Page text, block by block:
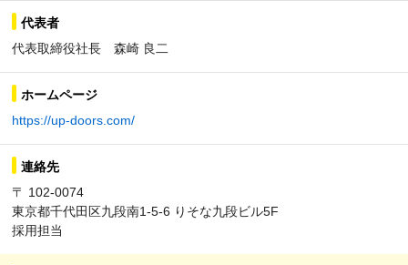
代表者
代表取締役社長 森崎 良二
ホームページ
https://up-doors.com/
連絡先
〒 102-0074
東京都千代田区九段南1-5-6 りそな九段ビル5F
採用担当